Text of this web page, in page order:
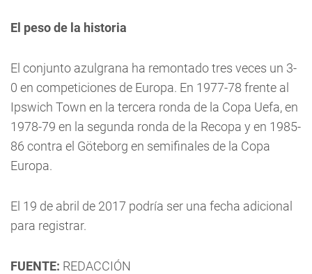
El peso de la historia
El conjunto azulgrana ha remontado tres veces un 3-
0 en competiciones de Europa. En 1977-78 frente al
Ipswich Town en la tercera ronda de la Copa Uefa, en
1978-79 en la segunda ronda de la Recopa y en 1985-
86 contra el Göteborg en semifinales de la Copa
Europa.
El 19 de abril de 2017 podría ser una fecha adicional
para registrar.
FUENTE: REDACCIÓN